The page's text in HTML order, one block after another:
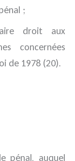
;
droit aux
concernées
de 1978 (20).
pénal, auquel